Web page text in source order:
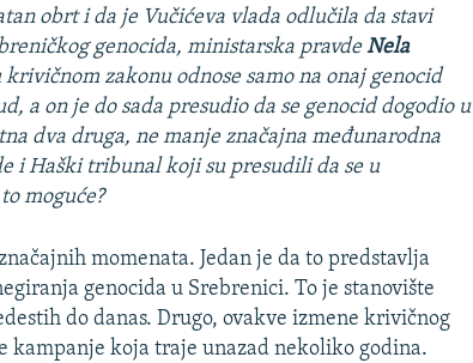
obrt i da je Vučićeva vlada odlučila da stavi
genocida, ministarska pravdeNela
zakonu odnose samo na onaj genocid
a on je do sada presudio da se genocid dogodio u
dva druga, ne manje značajna međunarodna
i Haški tribunal koji su presudili da se u
moguće?
momenata. Jedan je da to predstavlja
genocida u Srebrenici. To je stanovište
do danas. Drugo, ovakve izmene krivičnog
kampanje koja traje unazad nekoliko godina.